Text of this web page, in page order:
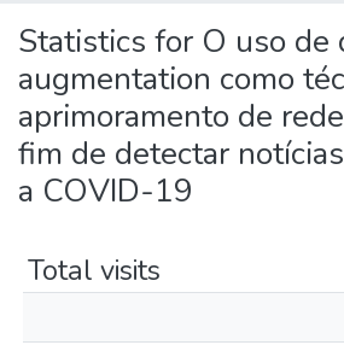
Statistics for O uso de
augmentation como
aprimoramento de
fim de detectar
a COVID-19
Total visits